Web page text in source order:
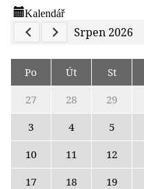
Kalendář
Previous Calendar
Next Calendar
Srpen 2026
Po Út St
27
28 29
3
4 5
10
11 12
17
18 19